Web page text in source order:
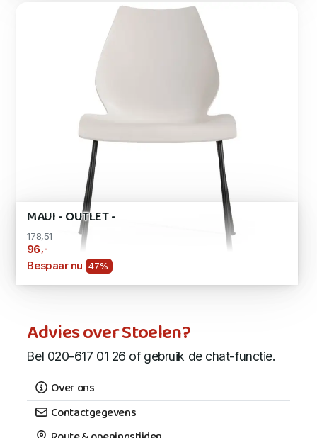
MAUI - OUTLET -
178,51
96 ,-
Bespaar nu 47%
Advies over Stoelen?
Bel 020-617 01 26 of gebruik de chat-functie.
Over ons
Contactgegevens